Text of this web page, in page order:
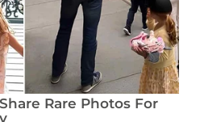
B. J. Basic
In: DACIE
Haematology. 12th
p. 1-24.
Reticulocyte